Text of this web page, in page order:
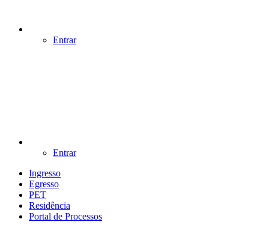
Entrar
Entrar
Ingresso
Egresso
PET
Residência
Portal de Processos